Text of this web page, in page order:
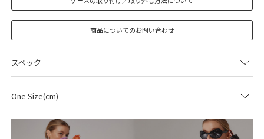
商品についてのお問い合わせ
スペック
One Size(cm)